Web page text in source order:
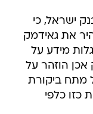
ישראל, כי
את גאידמק
מידע על
אכן הוזהר על
בנק ישראל מתח ביקורת
כזו כלפי